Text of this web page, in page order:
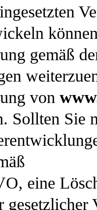
gemäß
von
Sollten Sie
eine